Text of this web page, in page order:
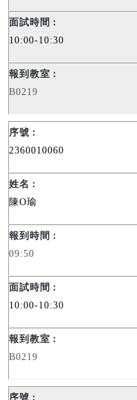
10:00-10:30
B0219
2360010060
陳O瑜
09:50
10:00-10:30
B0219